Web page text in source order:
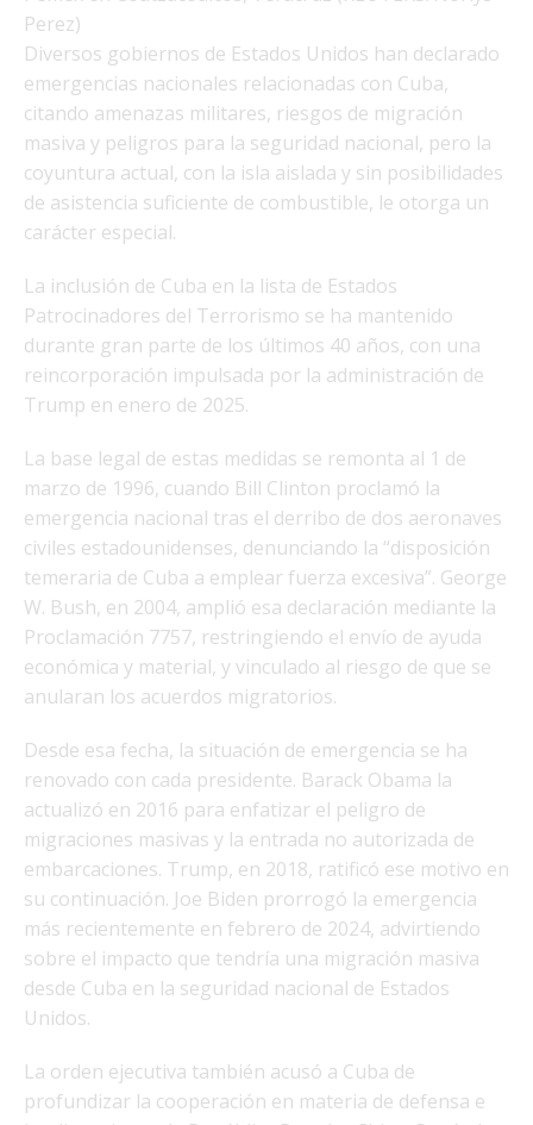
Perez)
Diversos gobiernos de Estados Unidos han declarado
emergencias nacionales relacionadas con Cuba,
citando amenazas militares, riesgos de migración
masiva y peligros para la seguridad nacional, pero la
coyuntura actual, con la isla aislada y sin posibilidades
de asistencia suficiente de combustible, le otorga un
carácter especial.
La inclusión de Cuba en la lista de Estados
Patrocinadores del Terrorismo se ha mantenido
durante gran parte de los últimos 40 años, con una
reincorporación impulsada por la administración de
Trump en enero de 2025.
La base legal de estas medidas se remonta al 1 de
marzo de 1996, cuando Bill Clinton proclamó la
emergencia nacional tras el derribo de dos aeronaves
civiles estadounidenses, denunciando la “disposición
temeraria de Cuba a emplear fuerza excesiva”. George
W. Bush, en 2004, amplió esa declaración mediante la
Proclamación 7757, restringiendo el envío de ayuda
económica y material, y vinculado al riesgo de que se
anularan los acuerdos migratorios.
Desde esa fecha, la situación de emergencia se ha
renovado con cada presidente. Barack Obama la
actualizó en 2016 para enfatizar el peligro de
migraciones masivas y la entrada no autorizada de
embarcaciones. Trump, en 2018, ratificó ese motivo en
su continuación. Joe Biden prorrogó la emergencia
más recientemente en febrero de 2024, advirtiendo
sobre el impacto que tendría una migración masiva
desde Cuba en la seguridad nacional de Estados
Unidos.
La orden ejecutiva también acusó a Cuba de
profundizar la cooperación en materia de defensa e